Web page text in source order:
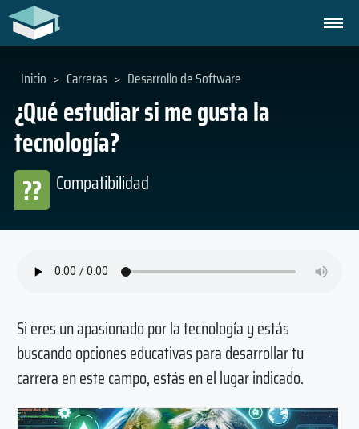
¿Qué estudiar si me gusta la
tecnología?
Compatibilidad
??
Inicio > Carreras > Desarrollo de Software
Si eres un apasionado por la tecnología y estás
buscando opciones educativas para desarrollar tu
carrera en este campo, estás en el lugar indicado.